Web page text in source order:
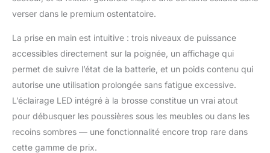
mode Max). (Astuce :
grâce aux batteries de
rechange disponibles
séparément). BROSSE EN
ENCHEVÊTREMENT & 6
LED VERTES: Sa brosse
innovante combine poils
souples/durs et bandes en
caoutchouc pour déloger
verser dans le premium ostentatoire.
La prise en main est intuitive : trois niveaux de puissance
accessibles directement sur la poignée, un affichage qui
permet de suivre l’état de la batterie, et un poids contenu qui
autorise une utilisation prolongée sans fatigue excessive.
L’éclairage LED intégré à la brosse constitue un vrai atout
pour débusquer les poussières sous les meubles ou dans les
recoins sombres — une fonctionnalité encore trop rare dans
cette gamme de prix.